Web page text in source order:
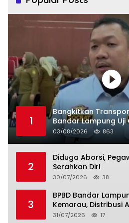
1
Bangkitkan
Bandar Lampung Uji
03/08/2026 863
2
Diduga Aborsi,
Serahkan Diri
30/07/2026 38
3
BPBD Bandar
Kemarau, Distribusi
31/07/2026 17